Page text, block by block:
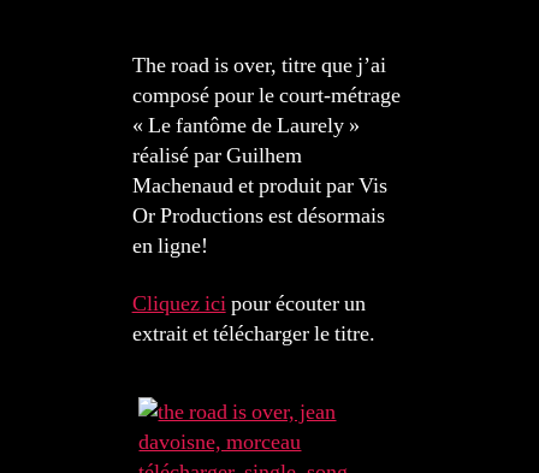
The road is over, titre que j’ai
composé pour le court-métrage
« Le fantôme de Laurely »
réalisé par Guilhem
Machenaud et produit par Vis
Or Productions est désormais
en ligne!
Cliquez icipour écouter un
extrait et télécharger le titre.